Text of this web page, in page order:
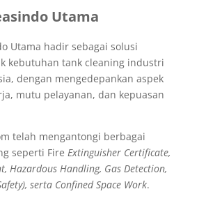
Utama
Utama hadir sebagai solusi
kebutuhan tank cleaning industri
dengan mengedepankan aspek
mutu pelayanan, dan kepuasan
telah mengantongi berbagai
seperti Fire Extinguisher Certificate,
Hazardous Handling, Gas Detection,
serta Confined Space Work.